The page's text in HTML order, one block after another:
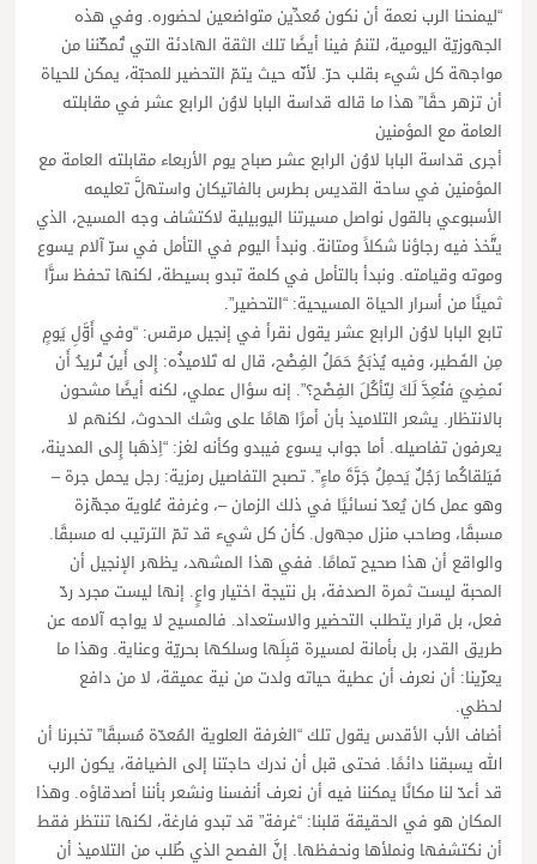
“ليمنحنا الرب نعمة أن نكون مُعدِّين متواضعين لحضوره. وفي هذه
الجهوزيّة اليومية، لتنمُ فينا أيضًا تلك الثقة الهادئة التي تُمكّننا من
مواجهة كل شيء بقلب حرّ. لأنّه حيث يتمّ التحضير للمحبّة، يمكن للحياة
أن تزهر حقًا” هذا ما قاله قداسة البابا لاوُن الرابع عشر في مقابلته
العامة مع المؤمنين
أجرى قداسة البابا لاوُن الرابع عشر صباح يوم الأربعاء مقابلته العامة مع
المؤمنين في ساحة القديس بطرس بالفاتيكان واستهلَّ تعليمه
الأسبوعي بالقول نواصل مسيرتنا اليوبيلية لاكتشاف وجه المسيح، الذي
يتَّخذ فيه رجاؤنا شكلاً ومتانة. ونبدأ اليوم في التأمل في سرّ آلام يسوع
وموته وقيامته. ونبدأ بالتأمل في كلمة تبدو بسيطة، لكنها تحفظ سرًّا
ثمينًا من أسرار الحياة المسيحية: “التحضير”.
تابع البابا لاوُن الرابع عشر يقول نقرأ في إنجيل مرقس: “وفي أَوَّلِ يَومٍ
مِن الفَطير، وفيه يُذبَحُ حَمَلُ الفِصْح، قال له تَلاميذُه: إِلى أَينَ تُريدُ أَن
نَمضِيَ فنُعِدَّ لَكَ لِتَأكُلَ الفِصْح؟”. إنه سؤال عملي، لكنه أيضًا مشحون
بالانتظار. يشعر التلاميذ بأن أمرًا هامًا على وشك الحدوث، لكنهم لا
يعرفون تفاصيله. أما جواب يسوع فيبدو وكأنه لغز: “اِذهَبا إِلى المدينة،
فَيَلقاكُما رَجُلٌ يَحمِلُ جَرَّةَ ماءٍ”. تصبح التفاصيل رمزية: رجل يحمل جرة –
وهو عمل كان يُعدّ نسائيًا في ذلك الزمان –، وغرفة عُلوية مجهّزة
مسبقًا، وصاحب منزل مجهول. كأن كل شيء قد تمّ الترتيب له مسبقًا.
والواقع أن هذا صحيح تمامًا. ففي هذا المشهد، يظهر الإنجيل أن
المحبة ليست ثمرة الصدفة، بل نتيجة اختيار واعٍ. إنها ليست مجرد ردّ
فعل، بل قرار يتطلب التحضير والاستعداد. فالمسيح لا يواجه آلامه عن
طريق القدر، بل بأمانة لمسيرة قبِلَها وسلكها بحريّة وعناية. وهذا ما
يعزّينا: أن نعرف أن عطية حياته ولدت من نية عميقة، لا من دافع
لحظي.
أضاف الأب الأقدس يقول تلك “الغرفة العلوية المُعدّة مُسبقًا” تخبرنا أن
الله يسبقنا دائمًا. فحتى قبل أن ندرك حاجتنا إلى الضيافة، يكون الرب
قد أعدّ لنا مكانًا يمكننا فيه أن نعرف أنفسنا ونشعر بأننا أصدقاؤه. وهذا
المكان هو في الحقيقة قلبنا: “غرفة” قد تبدو فارغة، لكنها تنتظر فقط
أن نكتشفها ونملأها ونحفظها. إنَّ الفصح الذي طُلب من التلاميذ أن